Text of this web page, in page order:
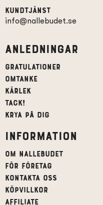
Kundtjänst
info@nallebudet.se
Anledningar
Gratulationer
Omtanke
Kärlek
Tack!
Krya på dig
Information
Om Nallebudet
För företag
Kontakta oss
Köpvillkor
affiliate